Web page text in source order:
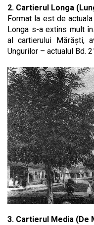
2. Cartierul Longa
Format la est de
Longa s-a extins mult
al cartierului Mărăști,
Ungurilor – actualul Bd.
3. Cartierul Media (De